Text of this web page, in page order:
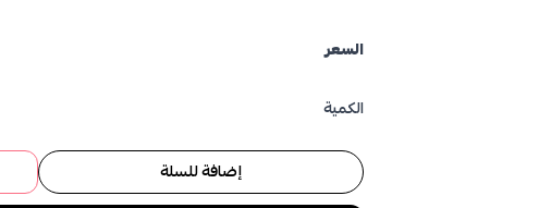
السعر
الكمية
إضافة للسلة